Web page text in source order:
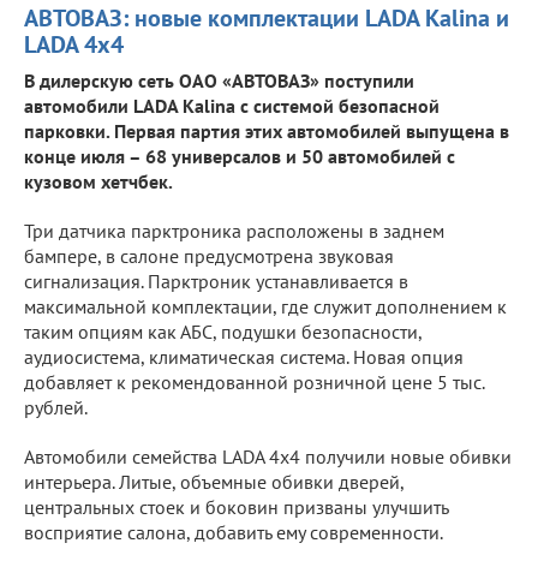
АВТОВАЗ: новые комплектации LADA Kalina и
LADA 4х4
В дилерскую сеть ОАО «АВТОВАЗ» поступили
автомобили LADA Kalina с системой безопасной
парковки. Первая партия этих автомобилей выпущена в
конце июля – 68 универсалов и 50 автомобилей с
кузовом хетчбек.
Три датчика парктроника расположены в заднем
бампере, в салоне предусмотрена звуковая
сигнализация. Парктроник устанавливается в
максимальной комплектации, где служит дополнением к
таким опциям как АБС, подушки безопасности,
аудиосистема, климатическая система. Новая опция
добавляет к рекомендованной розничной цене 5 тыс.
рублей.
Автомобили семейства LADA 4х4 получили новые обивки
интерьера. Литые, объемные обивки дверей,
центральных стоек и боковин призваны улучшить
восприятие салона, добавить ему современности.